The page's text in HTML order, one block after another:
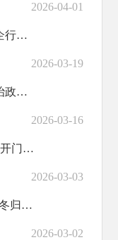
2026-04-01
2026年度射阳县交通运输局涉企行政检查计划
2026-03-19
射阳县交通运输局2025年度法治政府建设情况报告
2026-03-16
锚定“三年同创”目标 奋力夺取“开门红”
2026-03-03
射阳县交通运输局开展春运“暖冬归途”活动
2026-03-02